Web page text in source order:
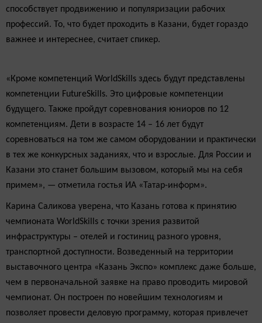
способствует продвижению и популяризации рабочих
профессий. То, что будет проходить в Казани, будет гораздо
важнее и интереснее, считает спикер.
«Кроме компетенций WorldSkills здесь будут представлены
компетенции FutureSkills. Это цифровые компетенции
будущего. Также пройдут соревнования юниоров по 12
компетенциям. Дети в возрасте 14 – 16 лет будут
соревноваться на том же самом оборудовании и практически
в тех же конкурсных заданиях, что и взрослые. Для России и
Казани это станет большим вызовом, который мы на себя
примем», — отметила гостья ИА «Татар-информ».
Карина Саликова уверена, что Казань готова к принятию
чемпионата WorldSkills с точки зрения развитой
инфраструктуры – отелей и гостиниц разного уровня,
транспортной доступности. Возведенный на территории
выставочного центра «Казань Экспо» комплекс даже больше,
чем в первоначальной заявке на право проводить мировой
чемпионат. Он построен по новейшим технологиям и
позволяет провести деловую программу, которая привлечет